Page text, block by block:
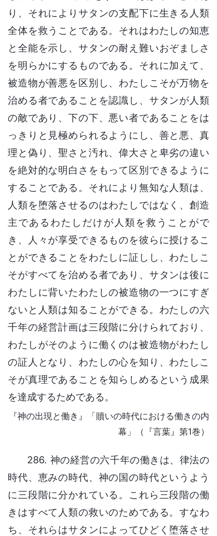
り、それによりサタンの支配下に生きる人類
全体を救うことである。それはわたしの知恵
と全能を示し、サタンの耐え難いおぞましさ
を明らかにするものである。それに加えて、
被造物が善悪を区別し、わたしこそが万物を
治める者であることを認識し、サタンが人類
の敵であり、下の下、悪い者であることをは
っきりと見極められるようにし、善と悪、真
理と偽り、聖さと汚れ、偉大さと卑劣の違い
を絶対的な明白さをもって区別できるように
することである。それにより無知な人類は、
人類を堕落させるのはわたしではなく、創造
主であるわたしだけが人類を救うことがで
き、人々が享受できるものを彼らに授けるこ
とができることをわたしに証しし、わたしこ
そがすべてを治める者であり、サタンは後に
わたしに背いたわたしの被造物の一つにすぎ
ないと人類は知ることができる。わたしの六
千年の経営計画は三段階に分けられており、
わたしがそのように働くのは被造物がわたし
の証人となり、わたしの心を知り、わたしこ
そが真理であることを知らしめるという成果
を達成するためである。
『神の出現と働き』「贖いの時代における働きの内
幕」（『言葉』第1巻）
286. 神の経営の六千年の働きは、律法の
時代、恵みの時代、神の国の時代というよう
に三段階に分かれている。これら三段階の働
きはすべて人類の救いのためである。すなわ
ち、それらはサタンによってひどく堕落させ